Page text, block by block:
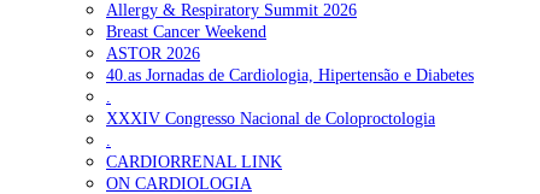
Enfermeiros exigem esclarecimentos sobre eventual gestão
privada da ULS do Algarve 7 de Agosto, 2026
Ordem dos Médicos alerta para riscos no novo sistema de acesso
a consultas e cirurgias 7 de Agosto, 2026
Portugal está a formar os médicos de que precisa?
2026
Allergy & Respiratory Summit 2026
Breast Cancer Weekend
ASTOR 2026
40.as Jornadas de Cardiologia, Hipertensão e Diabetes
.
XXXIV Congresso Nacional de Coloproctologia
.
CARDIORRENAL LINK
ON CARDIOLOGIA